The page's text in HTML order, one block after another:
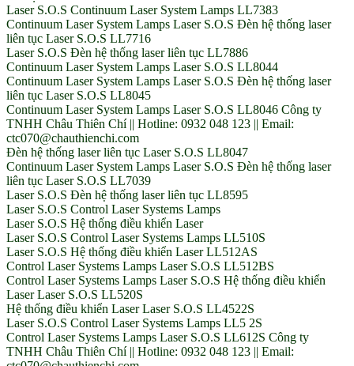
Laser S.O.S Continuum Laser System Lamps LL7383
Continuum Laser System Lamps Laser S.O.S Đèn hệ thống laser
liên tục Laser S.O.S LL7716
Laser S.O.S Đèn hệ thống laser liên tục LL7886
Continuum Laser System Lamps Laser S.O.S LL8044
Continuum Laser System Lamps Laser S.O.S Đèn hệ thống laser
liên tục Laser S.O.S LL8045
Continuum Laser System Lamps Laser S.O.S LL8046 Công ty
TNHH Châu Thiên Chí || Hotline: 0932 048 123 || Email:
ctc070@chauthienchi.com
Đèn hệ thống laser liên tục Laser S.O.S LL8047
Continuum Laser System Lamps Laser S.O.S Đèn hệ thống laser
liên tục Laser S.O.S LL7039
Laser S.O.S Đèn hệ thống laser liên tục LL8595
Laser S.O.S Control Laser Systems Lamps
Laser S.O.S Hệ thống điều khiển Laser
Laser S.O.S Control Laser Systems Lamps LL510S
Laser S.O.S Hệ thống điều khiển Laser LL512AS
Control Laser Systems Lamps Laser S.O.S LL512BS
Control Laser Systems Lamps Laser S.O.S Hệ thống điều khiển
Laser Laser S.O.S LL520S
Hệ thống điều khiển Laser Laser S.O.S LL4522S
Laser S.O.S Control Laser Systems Lamps LL5 2S
Control Laser Systems Lamps Laser S.O.S LL612S Công ty
TNHH Châu Thiên Chí || Hotline: 0932 048 123 || Email: